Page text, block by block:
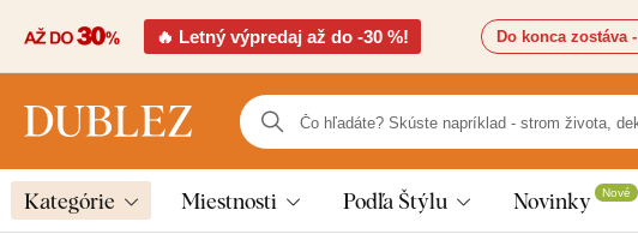
🔥 Letný výpredaj až do -30 %! Do konca zostáva -
Kategórie Miestnosti Podľa Štýlu Novinky Nové